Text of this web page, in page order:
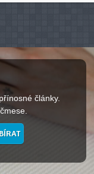
články.